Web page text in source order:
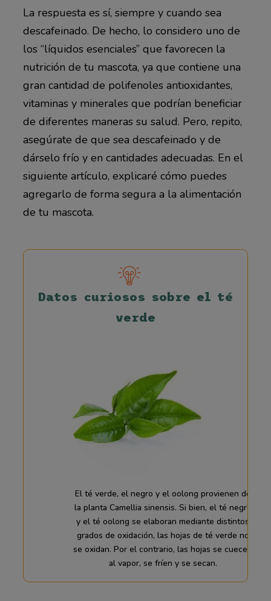
La respuesta es sí, siempre y cuando sea
descafeinado. De hecho, lo considero uno de
los “líquidos esenciales” que favorecen la
nutrición de tu mascota, ya que contiene una
gran cantidad de polifenoles antioxidantes,
vitaminas y minerales que podrían beneficiar
de diferentes maneras su salud. Pero, repito,
asegúrate de que sea descafeinado y de
dárselo frío y en cantidades adecuadas. En el
siguiente artículo, explicaré cómo puedes
agregarlo de forma segura a la alimentación
de tu mascota.
Datos curiosos sobre el té
verde
El té verde, el negro y el oolong provienen de
la planta Camellia sinensis. Si bien, el té negro
y el té oolong se elaboran mediante distintos
grados de oxidación, las hojas de té verde no
se oxidan. Por el contrario, las hojas se cuecen
al vapor, se fríen y se secan.